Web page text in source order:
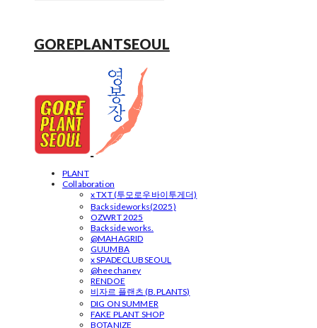
GOREPLANTSEOUL
PLANT
Collaboration
x TXT (투모로우바이투게더)
Backsideworks(2025)
OZWRT 2025
Backside works.
@MAHAGRID
GUUMBA
x SPADECLUBSEOUL
@heechaney
RENDOE
비자르 플랜츠 (B.PLANTS)
DIG ON SUMMER
FAKE PLANT SHOP
BOTANIZE